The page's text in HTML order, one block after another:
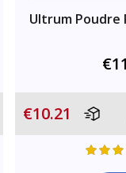
Ultrum Poudre
€10.21